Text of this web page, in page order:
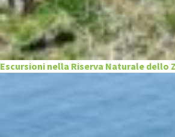
Escursioni nella Riserva Naturale dello